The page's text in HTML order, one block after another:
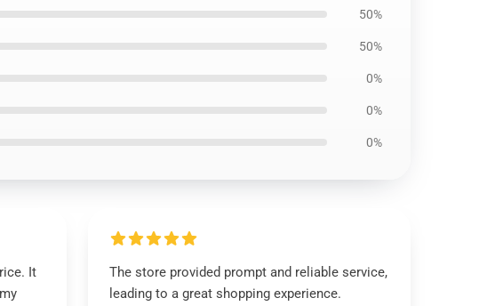
50%
50%
0%
0%
0%
It
The store provided prompt and reliable service,
leading to a great shopping experience.